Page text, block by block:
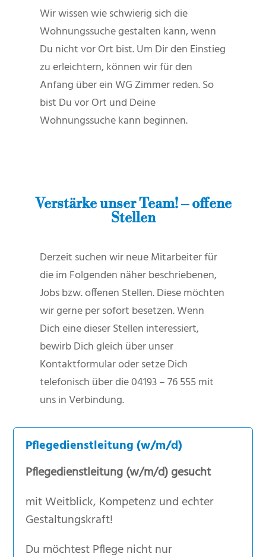
Wir wissen wie schwierig sich die
Wohnungssuche gestalten kann, wenn
Du nicht vor Ort bist. Um Dir den Einstieg
zu erleichtern, können wir für den
Anfang über ein WG Zimmer reden. So
bist Du vor Ort und Deine
Wohnungssuche kann beginnen.
Verstärke unser Team! – offene
Stellen
Derzeit suchen wir neue Mitarbeiter für
die im Folgenden näher beschriebenen,
Jobs bzw. offenen Stellen. Diese möchten
wir gerne per sofort besetzen. Wenn
Dich eine dieser Stellen interessiert,
bewirb Dich gleich über unser
Kontaktformular oder setze Dich
telefonisch über die 04193 – 76 555 mit
uns in Verbindung.
Pflegedienstleitung (w/m/d)
Pflegedienstleitung (w/m/d) gesucht
mit Weitblick, Kompetenz und echter
Gestaltungskraft!
Du möchtest Pflege nicht nur